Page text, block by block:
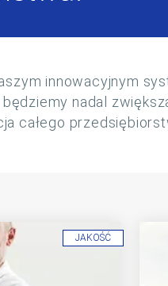
innowacyjnym
nadal
całego
JAKOŚĆ